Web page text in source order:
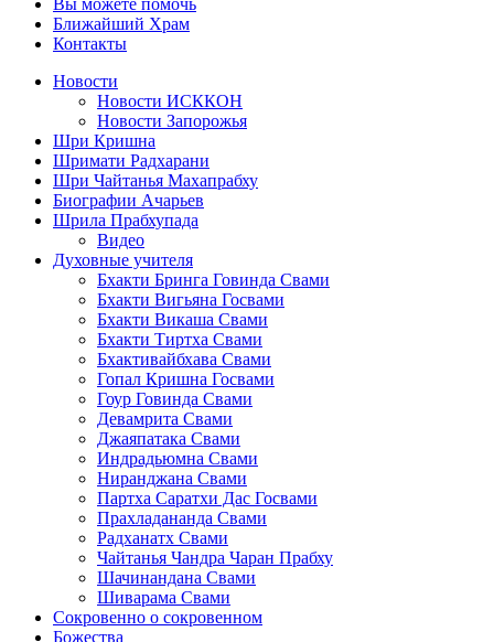
Ближайший Храм
Контакты
Новости
Новости ИСККОН
Новости Запорожья
Шри Кришна
Шримати Радхарани
Шри Чайтанья Махапрабху
Биографии Ачарьев
Шрила Прабхупада
Видео
Духовные учителя
Бхакти Бринга Говинда Свами
Бхакти Вигьяна Госвами
Бхакти Викаша Свами
Бхакти Тиртха Свами
Бхактивайбхава Свами
Гопал Кришна Госвами
Гоур Говинда Свами
Девамрита Свами
Джаяпатака Свами
Индрадьюмна Свами
Ниранджана Свами
Партха Саратхи Дас Госвами
Прахладананда Свами
Радханатх Свами
Чайтанья Чандра Чаран Прабху
Шачинандана Свами
Шиварама Свами
Сокровенно о сокровенном
Божества